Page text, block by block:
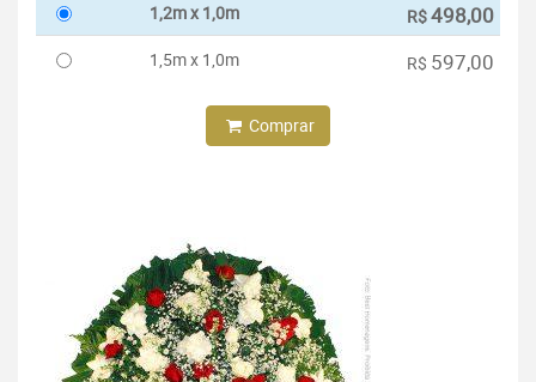
1,2m x 1,0m R$498,00
1,5m x 1,0m R$ 597,00
Comprar